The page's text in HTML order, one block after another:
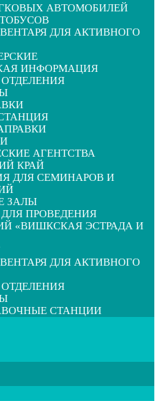
АВТОМОБИЛЕЙ
ДЛЯ АКТИВНОГО
ИНФОРМАЦИЯ
АГЕНТСТВА
КРАЙ
ДЛЯ СЕМИНАРОВ И
ЗАЛЫ
ПРОВЕДЕНИЯ
«ВИШКСКАЯ ЭСТРАДА И
ДЛЯ АКТИВНОГО
СТАНЦИИ